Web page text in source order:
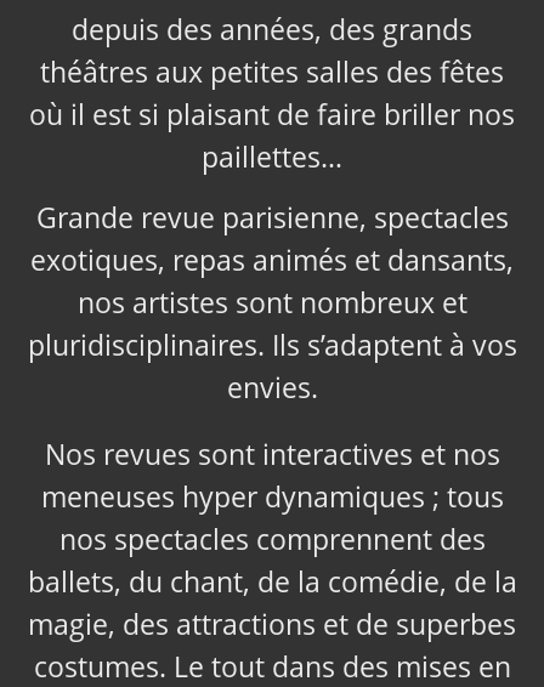
depuis des années, des grands
théâtres aux petites salles des fêtes
où il est si plaisant de faire briller nos
paillettes…
Grande revue parisienne, spectacles
exotiques, repas animés et dansants,
nos artistes sont nombreux et
pluridisciplinaires. Ils s’adaptent à vos
envies.
Nos revues sont interactives et nos
meneuses hyper dynamiques ; tous
nos spectacles comprennent des
ballets, du chant, de la comédie, de la
magie, des attractions et de superbes
costumes. Le tout dans des mises en